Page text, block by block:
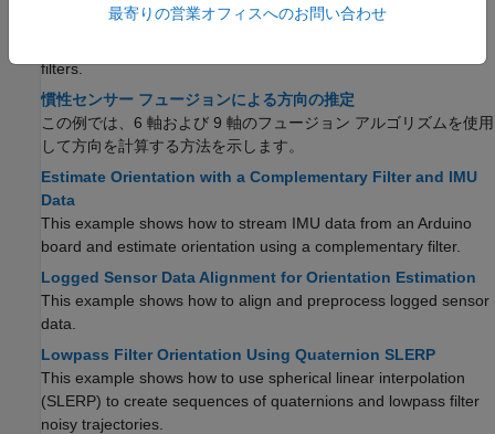
Choose Inertial Sensor Fusion Filters
filters.
慣性センサー フュージョンによる方向の推定
この例では、6 軸および 9 軸のフュージョン アルゴリズムを使用
して方向を計算する方法を示します。
Estimate Orientation with a Complementary Filter and IMU
Data
This example shows how to stream IMU data from an Arduino
board and estimate orientation using a complementary filter.
Logged Sensor Data Alignment for Orientation Estimation
This example shows how to align and preprocess logged sensor
data.
Lowpass Filter Orientation Using Quaternion SLERP
This example shows how to use spherical linear interpolation
(SLERP) to create sequences of quaternions and lowpass filter
noisy trajectories.
最寄りの営業オフィスへのお問い合わせ